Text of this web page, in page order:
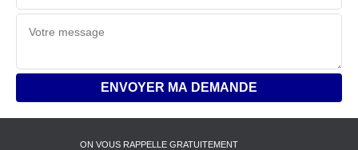
ON VOUS RAPPELLE GRATUITEMENT